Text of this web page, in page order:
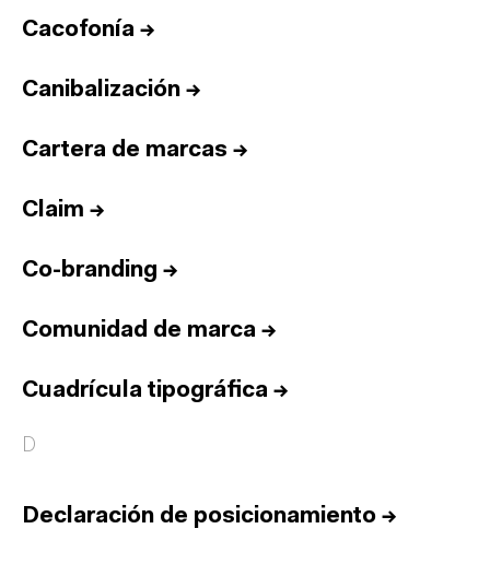
Cacofonía →
Canibalización →
Cartera de marcas →
Claim →
Co-branding →
Comunidad de marca →
Cuadrícula tipográfica →
D
Declaración de posicionamiento →